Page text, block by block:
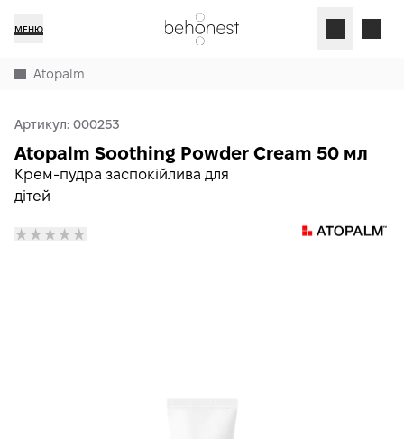
МЕНЮ
Atopalm
Артикул: 000253
Крем-пудра заспокійлива для
дітей
Atopalm Soothing Powder Cream 50 мл